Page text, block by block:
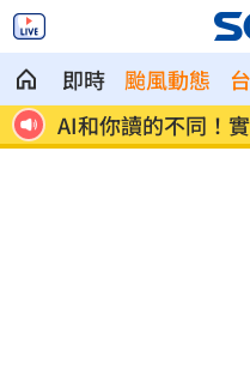
即時 颱風動態
AI和你讀的不同！